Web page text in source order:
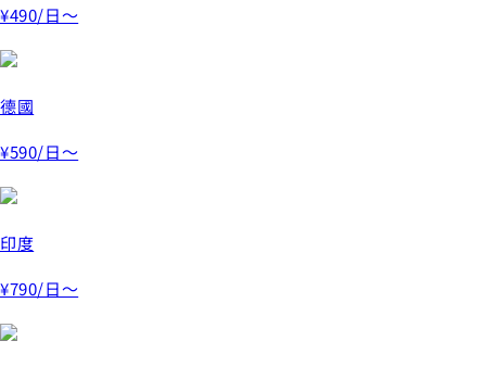
¥490/日～
德國
¥590/日～
印度
¥790/日～